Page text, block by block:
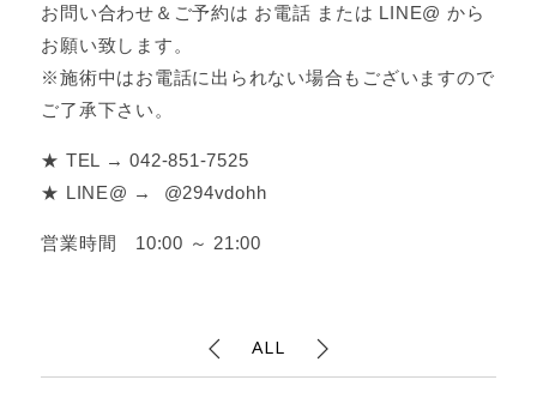
お問い合わせ＆ご予約は お電話 または LINE@ から
お願い致します。
※施術中はお電話に出られない場合もございますので
ご了承下さい。
★ TEL → 042-851-7525
★ LINE@ → @294vdohh
営業時間 10:00 ～ 21:00
ALL